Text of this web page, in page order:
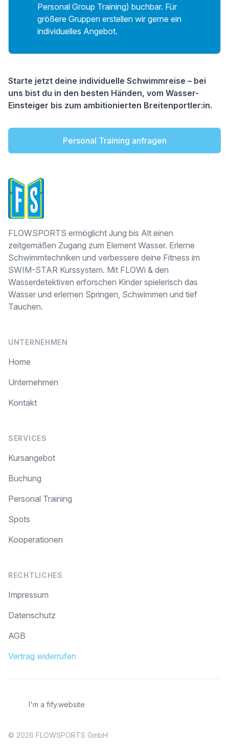
Personal Group Training) buchbar. Für
größere Gruppen erstellen wir gerne ein
individuelles Angebot.
Starte jetzt deine individuelle Schwimmreise – bei
uns bist du in den besten Händen, vom Wasser-
Einsteiger bis zum ambitionierten Breitenportler:in.
Personal Training anfragen
FLOWSPORTS ermöglicht Jung bis Alt einen
zeitgemäßen Zugang zum Element Wasser. Erlerne
Schwimmtechniken und verbessere deine Fitness im
SWIM-STAR Kurssystem. Mit FLOWi & den
Wasserdetektiven erforschen Kinder spielerisch das
Wasser und erlernen Springen, Schwimmen und tief
Tauchen.
UNTERNEHMEN
Home
Unternehmen
Kontakt
SERVICES
Kursangebot
Buchung
Personal Training
Spots
Kooperationen
RECHTLICHES
Impressum
Datenschutz
AGB
Vertrag widerrufen
I'm a fify.website
© 2026 FLOWSPORTS GmbH